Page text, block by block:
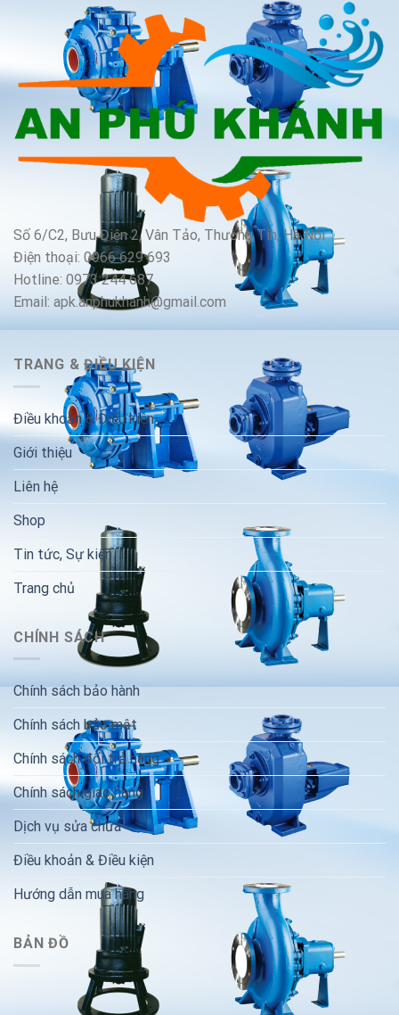
Số 6/C2, Bưu Điện 2, Vân Tảo, Thường Tín, Hà Nội
Điện thoại: 0966 629 693
Hotline: 0973 244 687
Email: apk.anphukhanh@gmail.com
TRANG & ĐIỀU KIỆN
Điều khoản & Điều kiện
Giới thiệu
Liên hệ
Shop
Tin tức, Sự kiện
Trang chủ
CHÍNH SÁCH
Chính sách bảo hành
Chính sách bảo mật
Chính sách đổi trả hàng
Chính sách giao hàng
Dịch vụ sửa chữa
Điều khoản & Điều kiện
Hướng dẫn mua hàng
BẢN ĐỒ